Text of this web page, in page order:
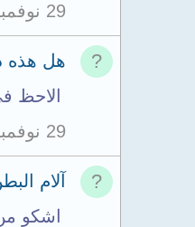
29 نوفمبر 2019
هل هذه
الاحظ
29 نوفمبر 2019
آلام
اشكو